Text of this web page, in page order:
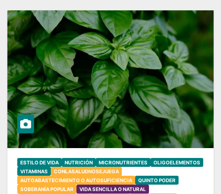
ESTILO DE VIDA NUTRICIÓN MICRONUTRIENTES
OLIGOELEMENTOS
VITAMINAS
CONLASALUDNOSEJUEGA
AUTOABASTECIMIENTO O AUTOSUFICIENCIA
QUINTO PODER
SOBERANÍA POPULAR
VIDA SENCILLA O NATURAL